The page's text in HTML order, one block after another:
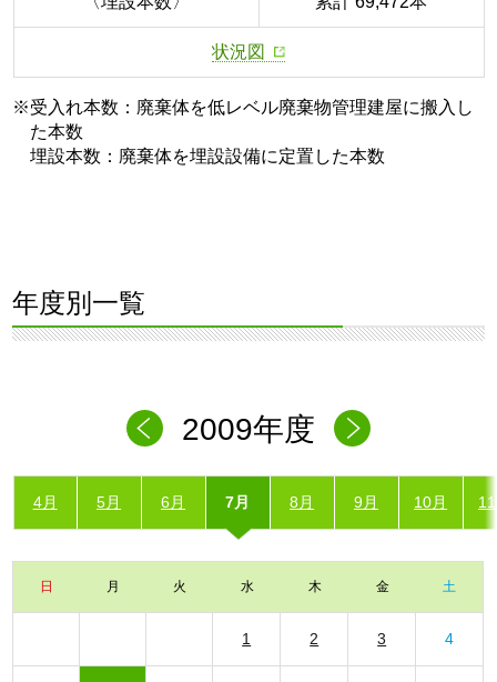
状況図
※受入れ本数：廃棄体を低レベル廃棄物管理建屋に搬入し
た本数
埋設本数：廃棄体を埋設設備に定置した本数
年度別一覧
2009年度
4月 5月 6月 7月 8月 9月 10月
日 月 火 水 木 金 土
1 2 3 4